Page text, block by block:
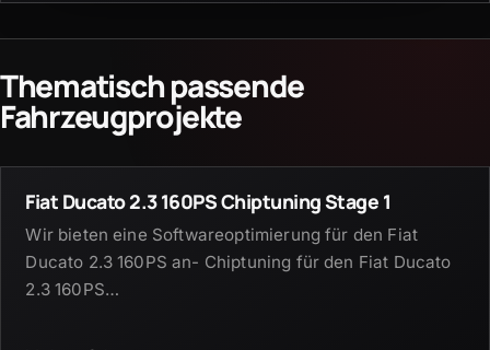
Thematisch passende
Fahrzeugprojekte
Fiat Ducato 2.3 160PS Chiptuning Stage 1
Wir bieten eine Softwareoptimierung für den Fiat
Ducato 2.3 160PS an- Chiptuning für den Fiat Ducato
2.3 160PS…